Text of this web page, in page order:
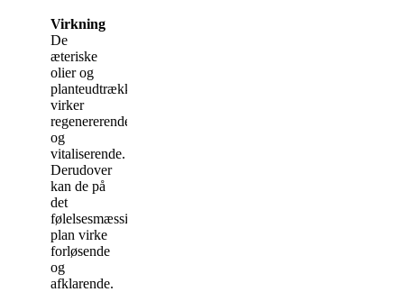
Virkning
De
æteriske
olier og
planteudtrækkene
virker
regenererende
og
vitaliserende.
Derudover
kan de på
det
følelsesmæssige
plan virke
forløsende
og
afklarende.